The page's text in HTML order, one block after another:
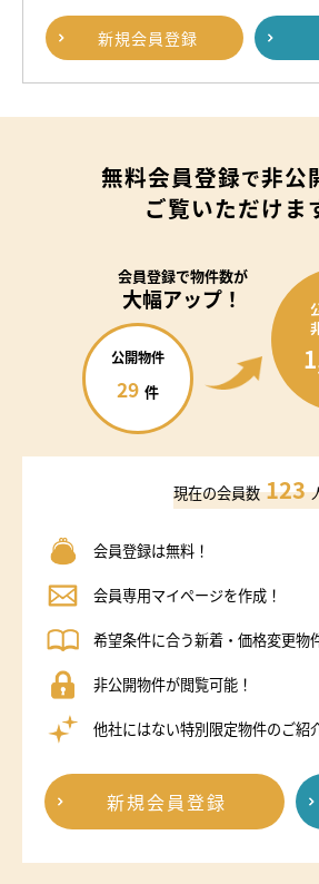
新規会員登録
無料会員登録で非公
ご覧いただけま
会員登録で物件数が
大幅アップ！
公開物件
29 件
現在の会員数 123
会員登録は無料！
会員専用マイページを作成！
希望条件に合う新着・価格変更物
非公開物件が閲覧可能！
他社にはない特別限定物件のご紹
新規会員登録